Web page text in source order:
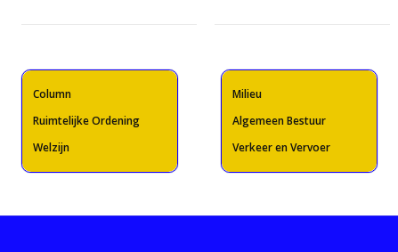
Column
Ruimtelijke Ordening
Welzijn
Milieu
Algemeen Bestuur
Verkeer en Vervoer